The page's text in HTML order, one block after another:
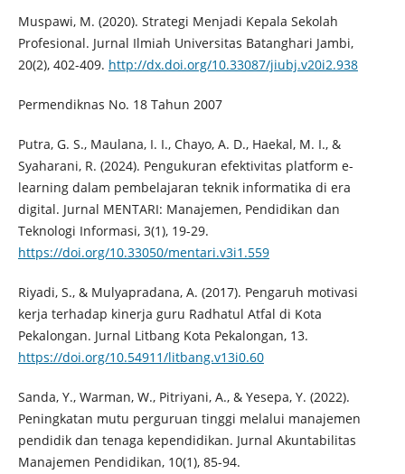
Muspawi, M. (2020). Strategi Menjadi Kepala Sekolah
Profesional. Jurnal Ilmiah Universitas Batanghari Jambi,
20(2), 402-409. http://dx.doi.org/10.33087/jiubj.v20i2.938
Permendiknas No. 18 Tahun 2007
Putra, G. S., Maulana, I. I., Chayo, A. D., Haekal, M. I., &
Syaharani, R. (2024). Pengukuran efektivitas platform e-
learning dalam pembelajaran teknik informatika di era
digital. Jurnal MENTARI: Manajemen, Pendidikan dan
Teknologi Informasi, 3(1), 19-29.
https://doi.org/10.33050/mentari.v3i1.559
Riyadi, S., & Mulyapradana, A. (2017). Pengaruh motivasi
kerja terhadap kinerja guru Radhatul Atfal di Kota
Pekalongan. Jurnal Litbang Kota Pekalongan, 13.
https://doi.org/10.54911/litbang.v13i0.60
Sanda, Y., Warman, W., Pitriyani, A., & Yesepa, Y. (2022).
Peningkatan mutu perguruan tinggi melalui manajemen
pendidik dan tenaga kependidikan. Jurnal Akuntabilitas
Manajemen Pendidikan, 10(1), 85-94.